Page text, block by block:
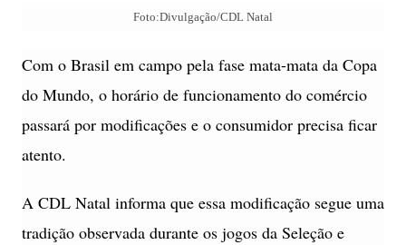
Foto:Divulgação/CDL Natal
Com o Brasil em campo pela fase mata-mata da Copa
do Mundo, o horário de funcionamento do comércio
passará por modificações e o consumidor precisa ficar
atento.
A CDL Natal informa que essa modificação segue uma
tradição observada durante os jogos da Seleção e